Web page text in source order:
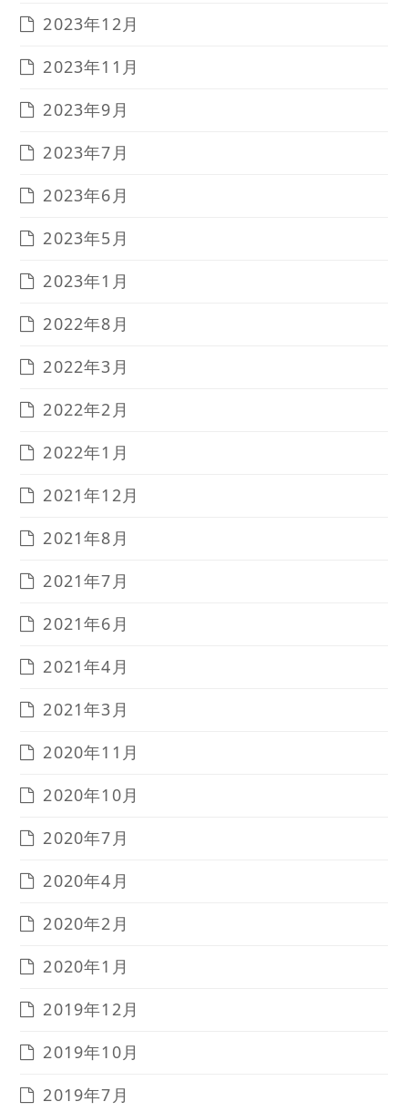
2023年12月
2023年11月
2023年9月
2023年7月
2023年6月
2023年5月
2023年1月
2022年8月
2022年3月
2022年2月
2022年1月
2021年12月
2021年8月
2021年7月
2021年6月
2021年4月
2021年3月
2020年11月
2020年10月
2020年7月
2020年4月
2020年2月
2020年1月
2019年12月
2019年10月
2019年7月